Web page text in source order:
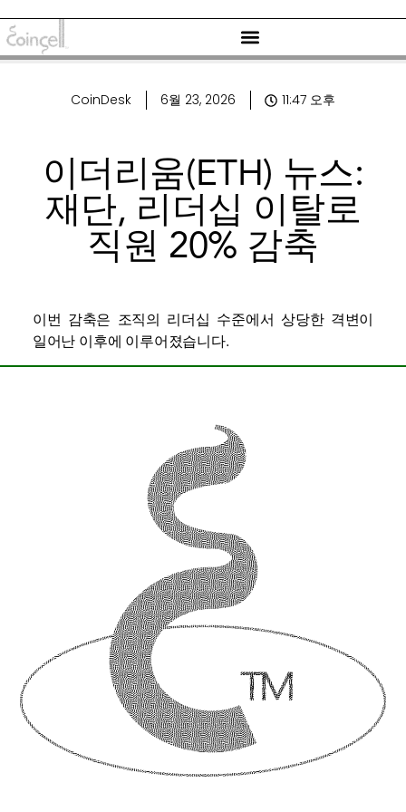
CoinDesk 6월 23, 2026 11:47 오후
이더리움(ETH) 뉴스:
재단, 리더십 이탈로
직원 20% 감축
이번 감축은 조직의 리더십 수준에서 상당한 격변이
일어난 이후에 이루어졌습니다.